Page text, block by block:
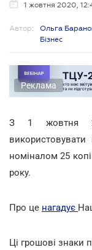
1 жовтня 2020,
Автор:
Ольга
Бізнес
Реклама
З 1 жовтня
номіналом 25
року.
Про це нагадує
Ці грошові знаки